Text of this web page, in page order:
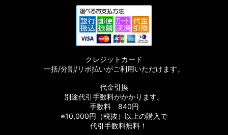
クレジットカード
一括/分割/リボ払いがご利用いただけます。
代金引換
別途代引手数料がかかります。
手数料 840円
※10,000円（税抜）以上の購入で
代引手数料無料！